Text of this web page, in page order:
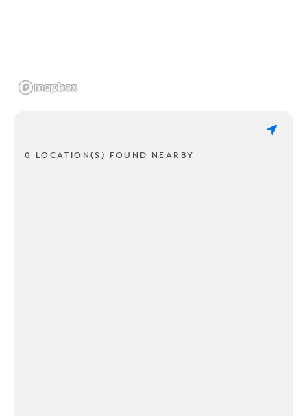
0 LOCATION(S) FOUND NEARBY